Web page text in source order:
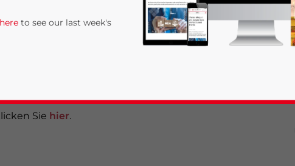
fassen wir einige wichtige Informationen zu
zur Lösung dieser Herausforderungen an.
Sie sich bitte an unseren ExpertenRichard
erreicht werden
Sie hier.
to see our last week's